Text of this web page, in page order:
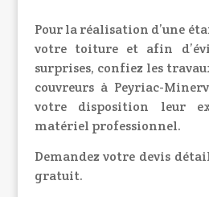
Pour la réalisation d’une
votre toiture et afin
surprises, confiez les
couvreurs à Peyriac-
votre disposition leur
matériel professionnel.
Demandez votre devis
gratuit.